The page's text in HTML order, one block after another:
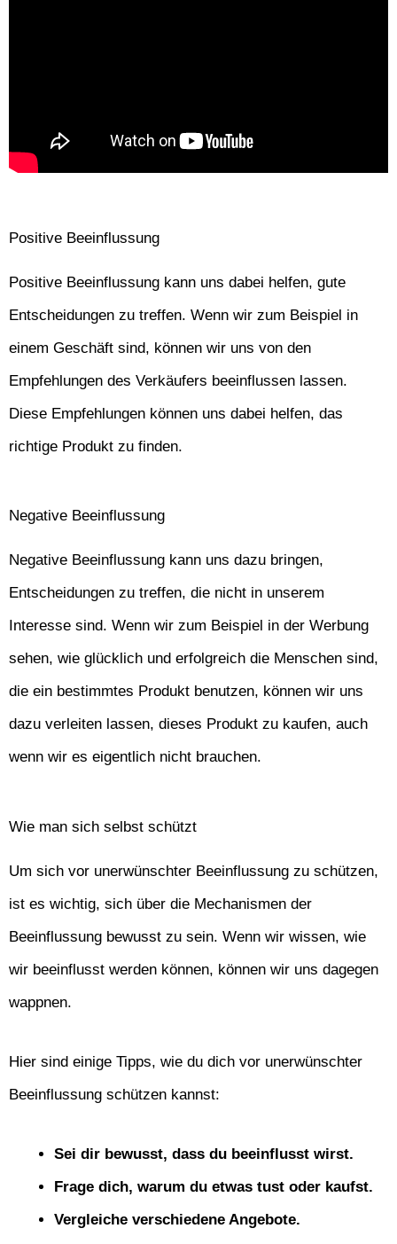
Positive Beeinflussung
Positive Beeinflussung kann uns dabei helfen, gute
Entscheidungen zu treffen. Wenn wir zum Beispiel in
einem Geschäft sind, können wir uns von den
Empfehlungen des Verkäufers beeinflussen lassen.
Diese Empfehlungen können uns dabei helfen, das
richtige Produkt zu finden.
Negative Beeinflussung
Negative Beeinflussung kann uns dazu bringen,
Entscheidungen zu treffen, die nicht in unserem
Interesse sind. Wenn wir zum Beispiel in der Werbung
sehen, wie glücklich und erfolgreich die Menschen sind,
die ein bestimmtes Produkt benutzen, können wir uns
dazu verleiten lassen, dieses Produkt zu kaufen, auch
wenn wir es eigentlich nicht brauchen.
Wie man sich selbst schützt
Um sich vor unerwünschter Beeinflussung zu schützen,
ist es wichtig, sich über die Mechanismen der
Beeinflussung bewusst zu sein. Wenn wir wissen, wie
wir beeinflusst werden können, können wir uns dagegen
wappnen.
Hier sind einige Tipps, wie du dich vor unerwünschter
Beeinflussung schützen kannst:
Sei dir bewusst, dass du beeinflusst wirst.
Frage dich, warum du etwas tust oder kaufst.
Vergleiche verschiedene Angebote.